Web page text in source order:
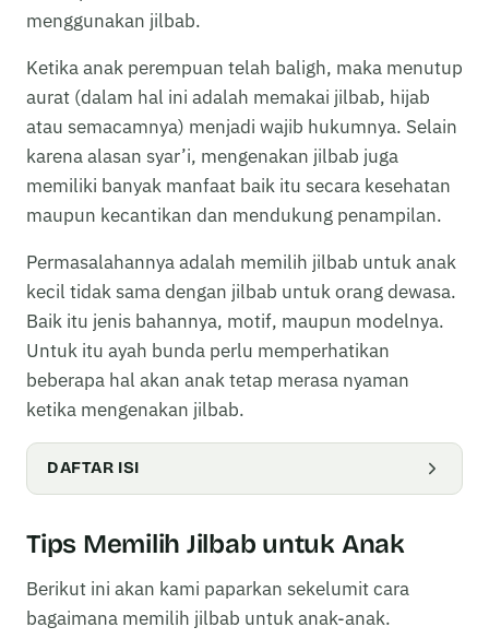
menggunakan jilbab.
Ketika anak perempuan telah baligh, maka menutup
aurat (dalam hal ini adalah memakai jilbab, hijab
atau semacamnya) menjadi wajib hukumnya. Selain
karena alasan syar’i, mengenakan jilbab juga
memiliki banyak manfaat baik itu secara kesehatan
maupun kecantikan dan mendukung penampilan.
Permasalahannya adalah memilih jilbab untuk anak
kecil tidak sama dengan jilbab untuk orang dewasa.
Baik itu jenis bahannya, motif, maupun modelnya.
Untuk itu ayah bunda perlu memperhatikan
beberapa hal akan anak tetap merasa nyaman
ketika mengenakan jilbab.
DAFTAR ISI
Tips Memilih Jilbab untuk Anak
Berikut ini akan kami paparkan sekelumit cara
bagaimana memilih jilbab untuk anak-anak.